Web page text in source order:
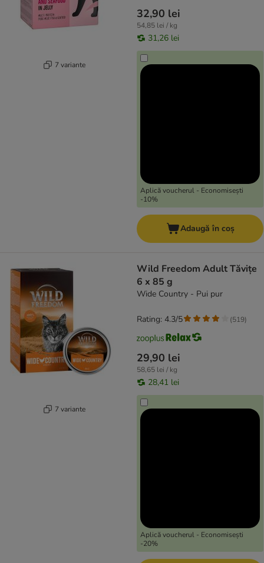
7 variante
32,90 lei
54,85 lei / kg
31,26 lei
Aplică voucherul - Economisești
-10%
Adaugă în coș
7 variante
Wild Freedom Adult Tăvițe
6 x 85 g
Wide Country - Pui pur
29,90 lei
58,65 lei / kg
28,41 lei
Aplică voucherul - Economisești
-20%
Rating: 4.3/5 (519)